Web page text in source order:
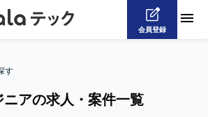
会員登録
す
アの求人・案件一覧